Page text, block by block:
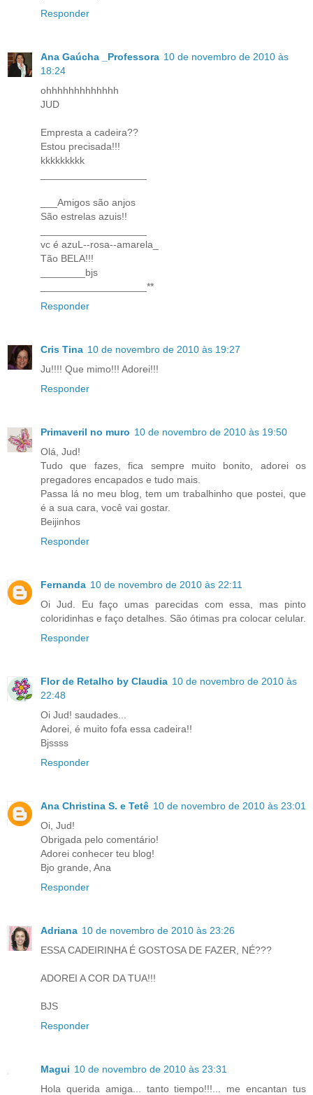
Responder
Ana Gaúcha _Professora 10 de novembro de 2010 às
18:24
ohhhhhhhhhhhhh
JUD
Empresta a cadeira??
Estou precisada!!!
kkkkkkkkk
___Amigos são anjos
São estrelas azuis!!
vc é azuL--rosa--amarela_
Tão BELA!!!
________bjs
___________________**
Responder
Cris Tina 10 de novembro de 2010 às 19:27
Ju!!!! Que mimo!!! Adorei!!!
Responder
Primaveril no muro 10 de novembro de 2010 às 19:50
Olá, Jud!
Tudo que fazes, fica sempre muito bonito, adorei os
pregadores encapados e tudo mais.
Passa lá no meu blog, tem um trabalhinho que postei, que
é a sua cara, você vai gostar.
Beijinhos
Responder
Fernanda 10 de novembro de 2010 às 22:11
Oi Jud. Eu faço umas parecidas com essa, mas pinto
coloridinhas e faço detalhes. São ótimas pra colocar celular.
Responder
Flor de Retalho by Claudia 10 de novembro de 2010 às
22:48
Oi Jud! saudades...
Adorei, é muito fofa essa cadeira!!
Bjssss
Responder
Ana Christina S. e Tetê 10 de novembro de 2010 às 23:01
Oi, Jud!
Obrigada pelo comentário!
Adorei conhecer teu blog!
Bjo grande, Ana
Responder
Adriana 10 de novembro de 2010 às 23:26
ESSA CADEIRINHA É GOSTOSA DE FAZER, NÉ???
ADOREI A COR DA TUA!!!
BJS
Responder
Magui 10 de novembro de 2010 às 23:31
Hola querida amiga... tanto tiempo!!!... me encantan tus